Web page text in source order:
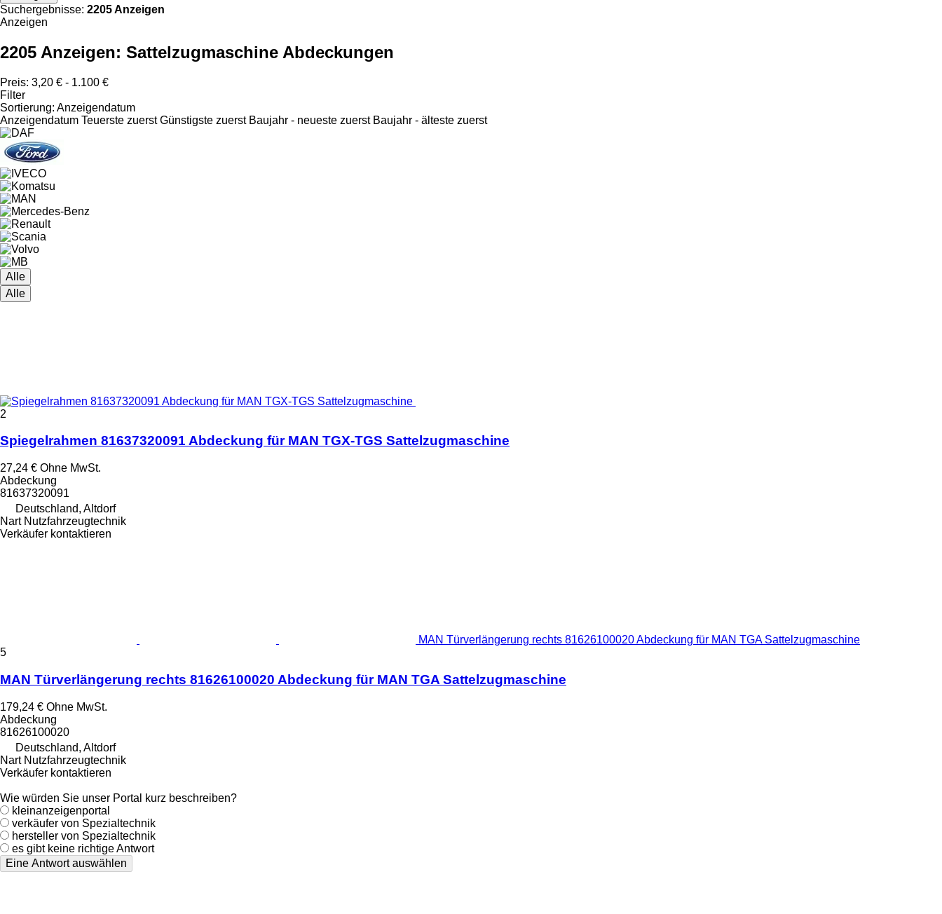
Suchergebnisse: 2205 Anzeigen
Anzeigen
2205 Anzeigen: Sattelzugmaschine Abdeckungen
Preis: 3,20 € - 1.100 €
Filter
Sortierung: Anzeigendatum
Anzeigendatum Teuerste zuerst Günstigste zuerst Baujahr - neueste zuerst Baujahr - älteste zuerst
Alle
Alle
2
Spiegelrahmen 81637320091 Abdeckung für MAN TGX-TGS Sattelzugmaschine
27,24 € Ohne MwSt.
Abdeckung
81637320091
Deutschland, Altdorf
Nart Nutzfahrzeugtechnik
Verkäufer kontaktieren
MAN Türverlängerung rechts 81626100020 Abdeckung für MAN TGA Sattelzugmaschine
5
MAN Türverlängerung rechts 81626100020 Abdeckung für MAN TGA Sattelzugmaschine
179,24 € Ohne MwSt.
Abdeckung
81626100020
Deutschland, Altdorf
Nart Nutzfahrzeugtechnik
Verkäufer kontaktieren
Wie würden Sie unser Portal kurz beschreiben?
kleinanzeigenportal
verkäufer von Spezialtechnik
hersteller von Spezialtechnik
es gibt keine richtige Antwort
Eine Antwort auswählen